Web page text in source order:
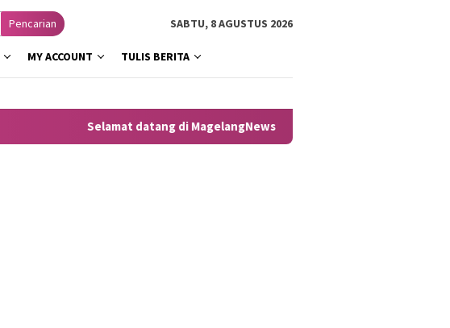
Pencarian SABTU, 8 AGUSTUS 2026
MY ACCOUNT TULIS BERITA
Selamat datang di MagelangNews Warganet, untuk situs official ada